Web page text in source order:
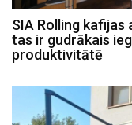
SIA Rolling kafijas
tas ir gudrākais
produktivitātē